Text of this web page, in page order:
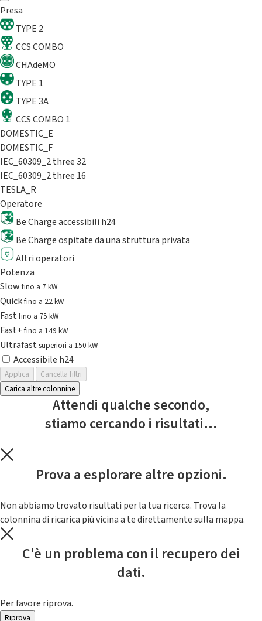
Presa
TYPE 2
CCS COMBO
CHAdeMO
TYPE 1
TYPE 3A
CCS COMBO 1
DOMESTIC_E
DOMESTIC_F
IEC_60309_2 three 32
IEC_60309_2 three 16
TESLA_R
Operatore
Be Charge accessibili h24
Be Charge ospitate da una struttura privata
Altri operatori
Potenza
Slowfino a 7 kW
Quickfino a 22 kW
Fastfino a 75 kW
Fast+fino a 149 kW
Ultrafast superiori a 150 kW
Accessibile h24
Applica
Cancella filtri
Carica altre colonnine
Attendi qualche secondo,
stiamo cercando i risultati...
Prova a esplorare altre opzioni.
Non abbiamo trovato risultati per la tua ricerca. Trova la
colonnina di ricarica piú vicina a te direttamente sulla mappa.
C'è un problema con il recupero dei
dati.
Per favore riprova.
Riprova